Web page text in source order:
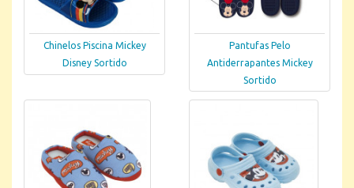
Chinelos Piscina Mickey
Disney Sortido
Pantufas Pelo
Antiderrapantes Mickey
Sortido